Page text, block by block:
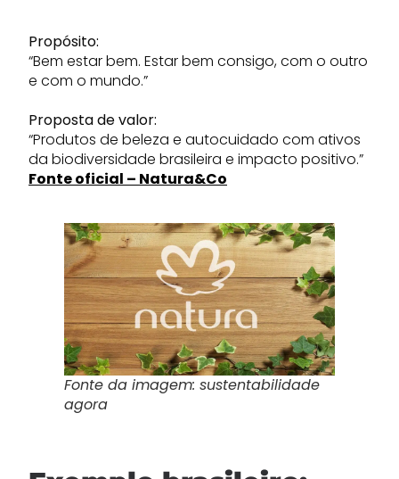
Propósito:
“Bem estar bem. Estar bem consigo, com o outro
e com o mundo.”
Proposta de valor:
“Produtos de beleza e autocuidado com ativos
da biodiversidade brasileira e impacto positivo.”
Fonte oficial – Natura&Co
Fonte da imagem: sustentabilidade
agora